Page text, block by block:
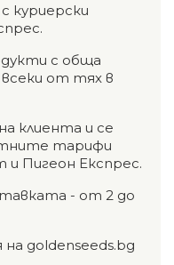
куриерски
с обща
от тях в
клиента и се
тарифи
и Пигеон Експрес.
- от 2 до
на goldenseeds.bg